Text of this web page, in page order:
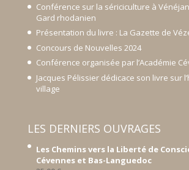
Conférence sur la sériciculture à
Gard rhodanien
Présentation du livre : La Gazette de
Concours de Nouvelles 2024
Conférence organisée par l’Académie
Jacques Pélissier dédicace son livre sur
village
LES DERNIERS OUVRAGES
Les Chemins vers la Liberté de
Cévennes et Bas-Languedoc